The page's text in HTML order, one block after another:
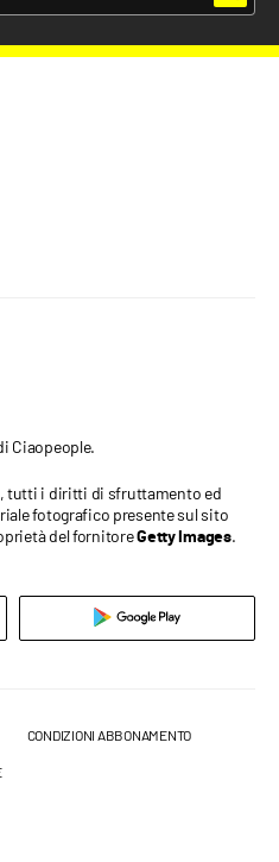
Ciaopeople.
tutti i diritti di sfruttamento ed
fotografico presente sul sito
del fornitoreGetty Images.
CONDIZIONI ABBONAMENTO